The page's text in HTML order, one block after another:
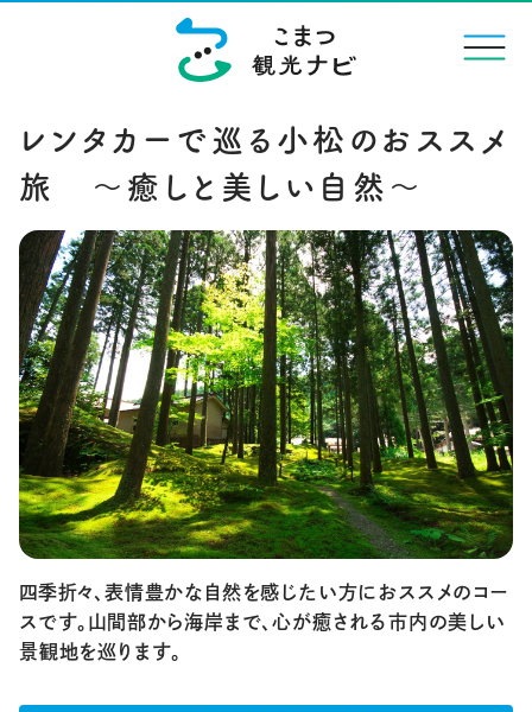
menu
レンタカーで巡る小松のおススメ
旅 ～癒しと美しい自然～
四季折々、表情豊かな自然を感じたい方におススメのコー
スです。山間部から海岸まで、心が癒される市内の美しい
景観地を巡ります。